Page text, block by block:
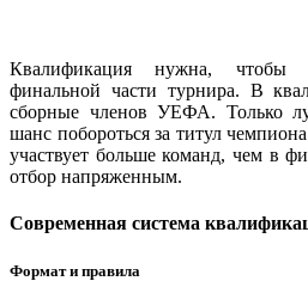
Квалификация нужна, чтобы
финальной части турнира. В
сборные членов УЕФА. Только
шанс побороться за титул
участвует больше команд, чем в
отбор напряженным.
Современная система
Формат и правила